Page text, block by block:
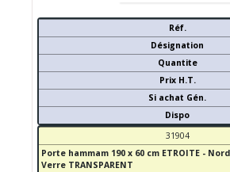
Réf.
Désignation
Quantite
Prix H.T.
Si achat Gén.
Dispo
31904
Porte hammam 190 x 60 cm ETROITE -
Verre TRANSPARENT